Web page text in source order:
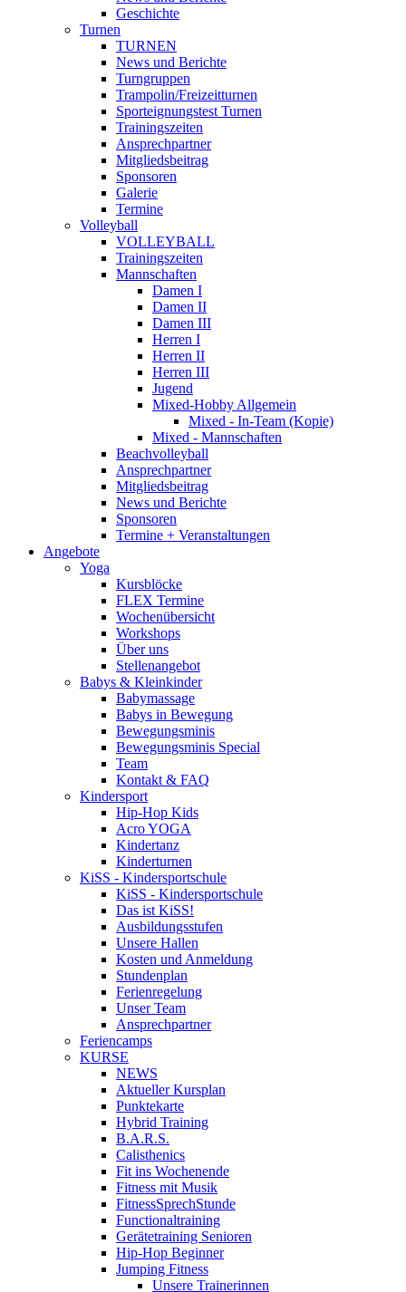
Geschichte
Turnen
TURNEN
News und Berichte
Turngruppen
Trampolin/Freizeitturnen
Sporteignungstest Turnen
Trainingszeiten
Ansprechpartner
Mitgliedsbeitrag
Sponsoren
Galerie
Termine
Volleyball
VOLLEYBALL
Trainingszeiten
Mannschaften
Damen I
Damen II
Damen III
Herren I
Herren II
Herren III
Jugend
Mixed-Hobby Allgemein
Mixed - In-Team (Kopie)
Mixed - Mannschaften
Beachvolleyball
Ansprechpartner
Mitgliedsbeitrag
News und Berichte
Sponsoren
Termine + Veranstaltungen
Angebote
Yoga
Kursblöcke
FLEX Termine
Wochenübersicht
Workshops
Über uns
Stellenangebot
Babys & Kleinkinder
Babymassage
Babys in Bewegung
Bewegungsminis
Bewegungsminis Special
Team
Kontakt & FAQ
Kindersport
Hip-Hop Kids
Acro YOGA
Kindertanz
Kinderturnen
KiSS - Kindersportschule
KiSS - Kindersportschule
Das ist KiSS!
Ausbildungsstufen
Unsere Hallen
Kosten und Anmeldung
Stundenplan
Ferienregelung
Unser Team
Ansprechpartner
Feriencamps
KURSE
NEWS
Aktueller Kursplan
Punktekarte
Hybrid Training
B.A.R.S.
Calisthenics
Fit ins Wochenende
Fitness mit Musik
FitnessSprechStunde
Functionaltraining
Gerätetraining Senioren
Hip-Hop Beginner
Jumping Fitness
Unsere Trainerinnen